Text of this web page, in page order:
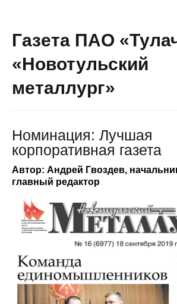
Газета ПАО
«Новотульский
металлург»
Номинация: Лучшая
корпоративная газета
Автор: Андрей Гвоздев,
главный редактор